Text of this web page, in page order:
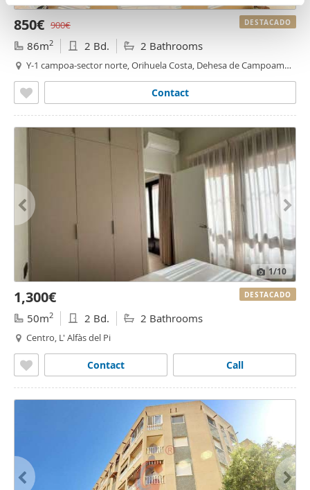
partir del uso que haya hecho de sus servicios.
n
850€ 900€
86m2 2 Bd. 2 Bathrooms
Y-1 campoa-sector norte, Orihuela Costa, Dehesa de Campoamor-
Contact
DESTACADO
1/10
1,300€
50m2 2 Bd. 2 Bathrooms
Centro, L' Alfàs del Pi
Call
Contact
DESTACADO